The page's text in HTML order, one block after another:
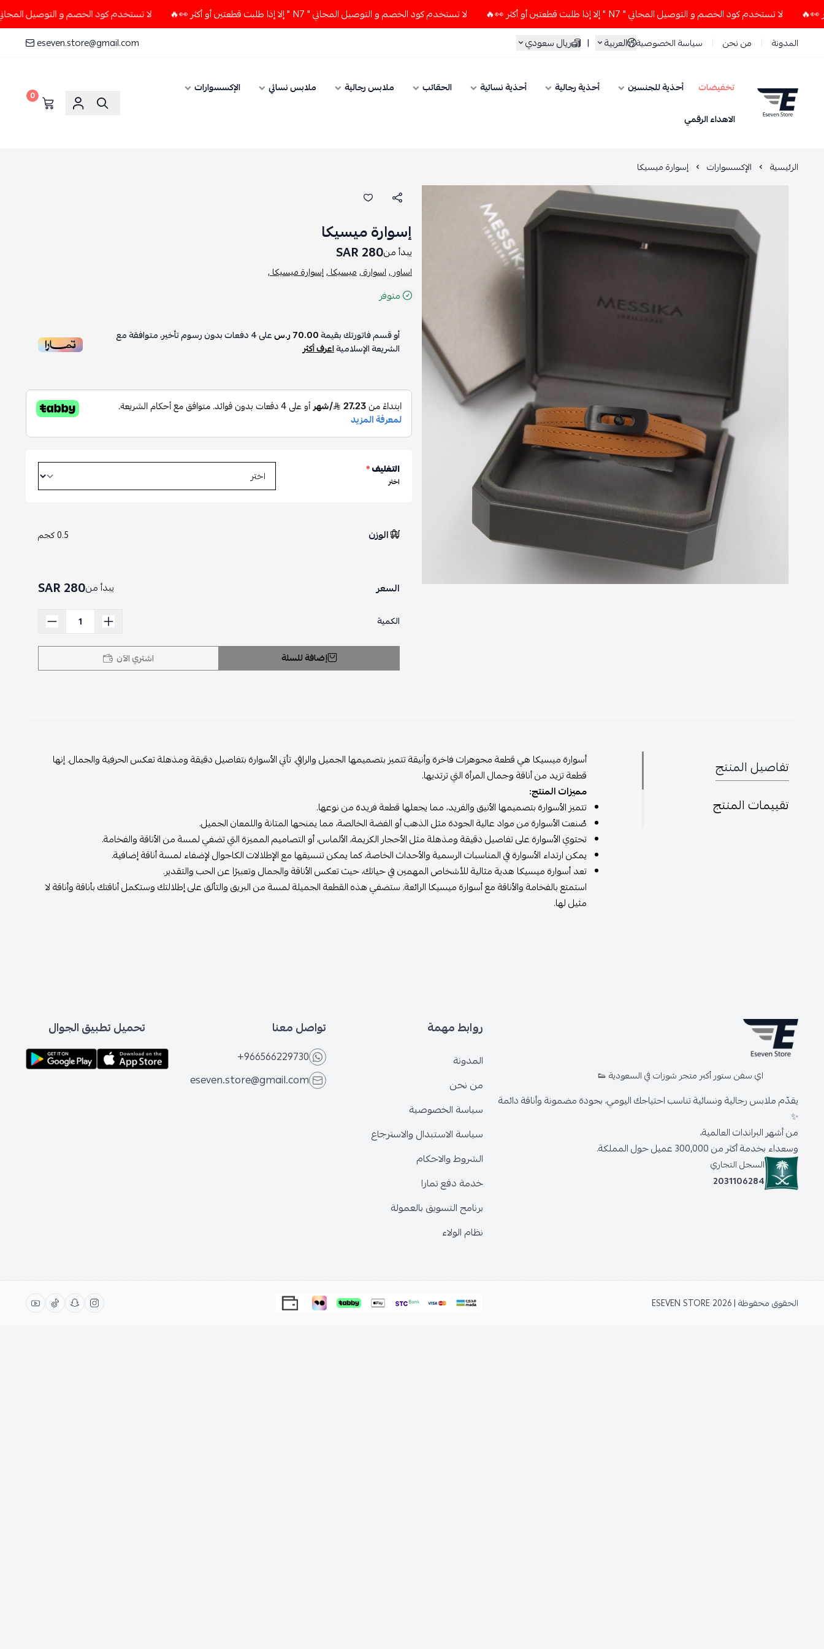
لا تستخدم كود الخصم و التوصيل المجاني " N7 " إلا إذا طلبت قطعتين أو أكثر 👀🔥 لا تستخدم كود الخصم و التوصيل المجاني " N7 " إلا إذا طلبت قطعتين أو أكثر 👀🔥 لا تستخدم كود الخصم و التوصيل المجاني " N7 " إلا إذا طلبت قطعتين أو أكثر 👀🔥
المدونة من نحن سياسة الخصوصية العربية | ريال سعودي eseven.store@gmail.com
ESEVEN STORE
تخفيضات أحذية للجنسين أحذية رجالية أحذية نسائية الحقائب ملابس رجالية ملابس نسائي
الإكسسوارات
الاهداء الرقمي
0
الرئيسية الإكسسوارات إسوارة ميسيكا
إسوارة ميسيكا
يبدأ من280 SAR
اساور ,اسوارة ,ميسيكا ,إسوارة ميسيكا ,
متوفر
أو قسم فاتورتك بقيمة70.00 ر.س على4دفعات بدون رسوم تأخير، متوافقة مع
الشريعة الإسلاميةاعرف أكثر
التغليف*
اختر
الوزن 0.5 كجم
السعر يبدأ من280 SAR
الكمية
إضافة للسلة اشتري الآن
تفاصيل المنتج
تقييمات المنتج
أسوارة ميسيكا هي قطعة مجوهرات فاخرة وأنيقة تتميز بتصميمها الجميل والراقي. تأتي الأسوارة بتفاصيل دقيقة ومذهلة تعكس الحرفية والجمال. إنها
قطعة تزيد من أناقة وجمال المرأة التي ترتديها.
مميزات المنتج:
تتميز الأسوارة بتصميمها الأنيق والفريد، مما يجعلها قطعة فريدة من نوعها.
صُنعت الأسوارة من مواد عالية الجودة مثل الذهب أو الفضة الخالصة، مما يمنحها المتانة واللمعان الجميل.
تحتوي الأسوارة على تفاصيل دقيقة ومذهلة مثل الأحجار الكريمة، الألماس، أو التصاميم المميزة التي تضفي لمسة من الأناقة والفخامة.
يمكن ارتداء الأسوارة في المناسبات الرسمية والأحداث الخاصة، كما يمكن تنسيقها مع الإطلالات الكاجوال لإضفاء لمسة أناقة إضافية.
تعد أسوارة ميسيكا هدية مثالية للأشخاص المهمين في حياتك، حيث تعكس الأناقة والجمال وتعبيرًا عن الحب والتقدير.
استمتع بالفخامة والأناقة مع أسوارة ميسيكا الرائعة. ستضفي هذه القطعة الجميلة لمسة من البريق والتألق على إطلالتك وستكمل أناقتك بأناقة وأناقة لا
مثيل لها.
اي سفن ستور أكبر متجر شوزات في السعودية 👟
يقدّم ملابس رجالية ونسائية تناسب احتياجك اليومي، بجودة مضمونة وأناقة دائمة
✨
من أشهر البراندات العالمية،
وسعداء بخدمة أكثر من 300,000 عميل حول المملكة.
السجل التجاري
2031106284
روابط مهمة
المدونة
من نحن
سياسة الخصوصية
سياسة الاستبدال والاسترجاع
الشروط والاحكام
خدمة دفع تمارا
برنامج التسويق بالعمولة
نظام الولاء
تواصل معنا
+966566229730
eseven.store@gmail.com
تحميل تطبيق الجوال
الحقوق محفوظة | 2026 ESEVEN STORE